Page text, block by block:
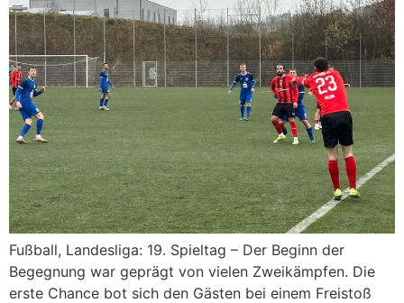
Fußball, Landesliga: 19. Spieltag – Der Beginn der
Begegnung war geprägt von vielen Zweikämpfen. Die
erste Chance bot sich den Gästen bei einem Freistoß